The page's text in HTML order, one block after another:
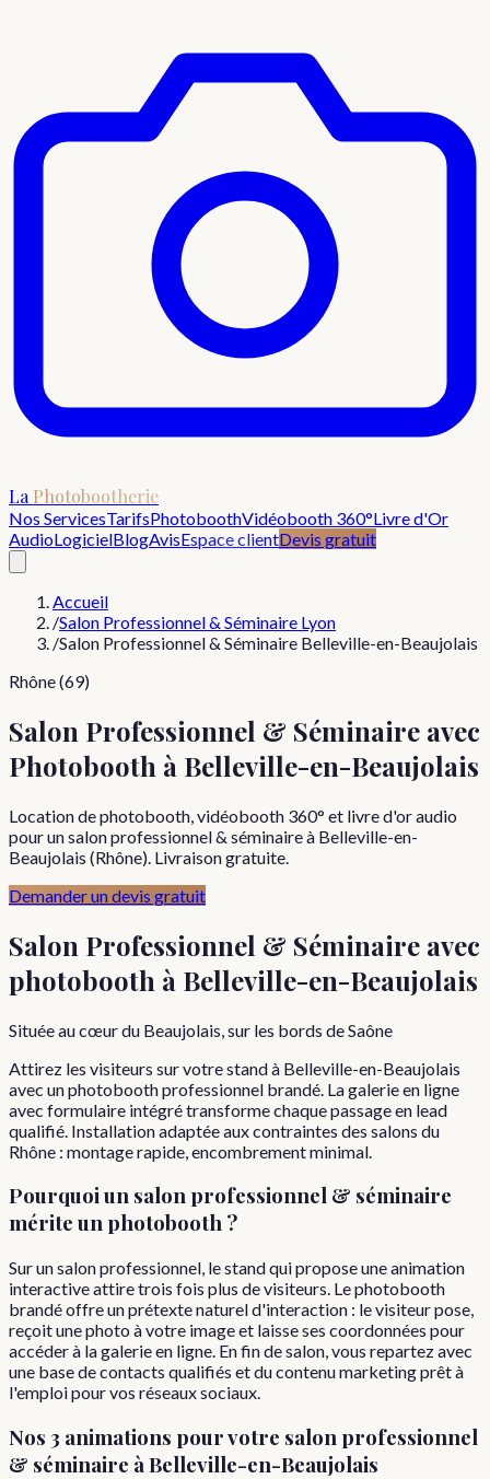
La Photobootherie
Nos ServicesTarifsPhotoboothVidéobooth 360°Livre d'Or
AudioLogicielBlogAvisEspace clientDevis gratuit
Accueil
/Salon Professionnel & Séminaire Lyon
/Salon Professionnel & Séminaire Belleville-en-Beaujolais
Rhône (69)
Salon Professionnel & Séminaire avec
Photobooth à Belleville-en-Beaujolais
Location de photobooth, vidéobooth 360° et livre d'or audio
pour un salon professionnel & séminaire à Belleville-en-
Beaujolais (Rhône). Livraison gratuite.
Demander un devis gratuit
Salon Professionnel & Séminaire avec
photobooth à Belleville-en-Beaujolais
Située au cœur du Beaujolais, sur les bords de Saône
Attirez les visiteurs sur votre stand à Belleville-en-Beaujolais
avec un photobooth professionnel brandé. La galerie en ligne
avec formulaire intégré transforme chaque passage en lead
qualifié. Installation adaptée aux contraintes des salons du
Rhône : montage rapide, encombrement minimal.
Pourquoiun salon professionnel & séminaire
mérite un photobooth ?
Sur un salon professionnel, le stand qui propose une animation
interactive attire trois fois plus de visiteurs. Le photobooth
brandé offre un prétexte naturel d'interaction : le visiteur pose,
reçoit une photo à votre image et laisse ses coordonnées pour
accéder à la galerie en ligne. En fin de salon, vous repartez avec
une base de contacts qualifiés et du contenu marketing prêt à
l'emploi pour vos réseaux sociaux.
Nos 3 animations pour votre salon professionnel
& séminaire à Belleville-en-Beaujolais